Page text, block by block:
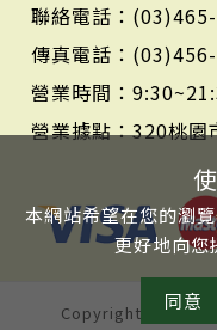
聯絡電話：
傳真電話：
營業時間：
營業據點：320桃
Copyright © 2020
本網站希望在您的瀏
更好地向您
同意